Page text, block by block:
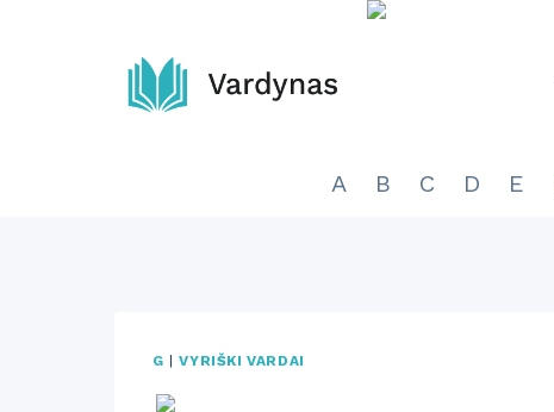
A B C D E
G |VYRIŠKI VARDAI